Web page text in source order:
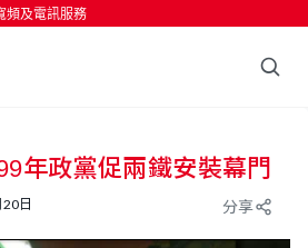
頻及電訊服務
年政黨促兩鐵安裝幕門
日 分享